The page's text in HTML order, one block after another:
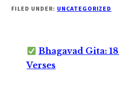
FILED UNDER: UNCATEGORIZED
Bhagavad Gita:
Verses